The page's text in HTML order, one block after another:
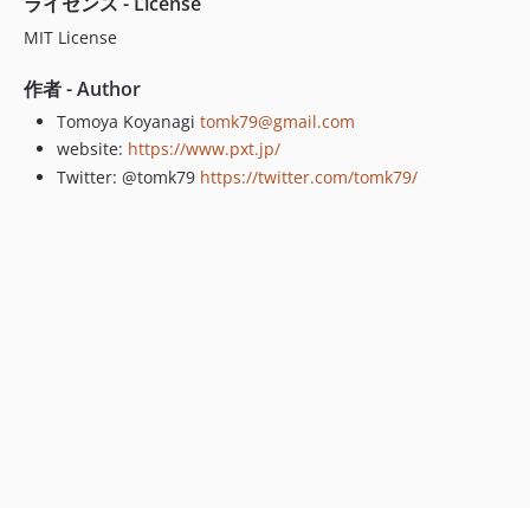
MIT License
作者 - Author
Tomoya Koyanagi tomk79@gmail.com
website: https://www.pxt.jp/
Twitter: @tomk79 https://twitter.com/tomk79/